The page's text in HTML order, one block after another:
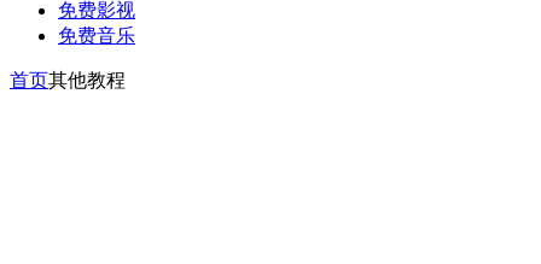
免费影视
免费音乐
首页其他教程